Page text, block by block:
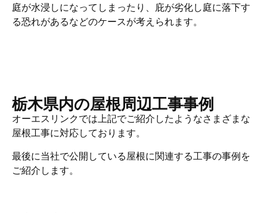
庭が水浸しになってしまったり、庇が劣化し庭に落下す
る恐れがあるなどのケースが考えられます。
栃木県内の屋根周辺工事事例
オーエスリンクでは上記でご紹介したようなさまざまな
屋根工事に対応しております。
最後に当社で公開している屋根に関連する工事の事例を
ご紹介します。